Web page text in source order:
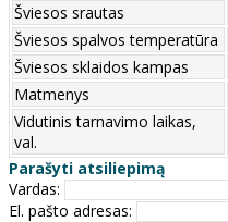
Šviesos srautas
Šviesos spalvos temperatūra
Šviesos sklaidos kampas
Matmenys
Vidutinis tarnavimo laikas,
val.
Parašyti atsiliepimą
Vardas:
El. pašto adresas: